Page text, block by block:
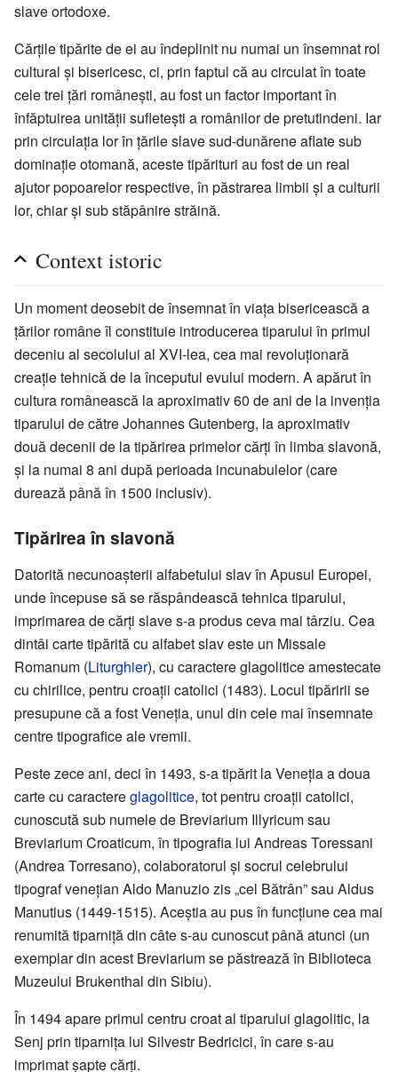
slave ortodoxe.
Cărțile tipărite de ei au îndeplinit nu numai un însemnat rol
cultural și bisericesc, ci, prin faptul că au circulat în toate
cele trei țări românești, au fost un factor important în
înfăptuirea unității sufletești a românilor de pretutindeni. Iar
prin circulația lor în țările slave sud-dunărene aflate sub
dominație otomană, aceste tipărituri au fost de un real
ajutor popoarelor respective, în păstrarea limbii și a culturii
lor, chiar și sub stăpânire străină.
Context istoric
Un moment deosebit de însemnat în viața bisericească a
țărilor române îl constituie introducerea tiparului în primul
deceniu al secolului al XVI-lea, cea mai revoluționară
creație tehnică de la începutul evului modern. A apărut în
cultura românească la aproximativ 60 de ani de la invenția
tiparului de către Johannes Gutenberg, la aproximativ
două decenii de la tipărirea primelor cărți în limba slavonă,
și la numai 8 ani după perioada incunabulelor (care
durează până în 1500 inclusiv).
Tipărirea în slavonă
Datorită necunoașterii alfabetului slav în Apusul Europei,
unde începuse să se răspândească tehnica tiparului,
imprimarea de cărți slave s-a produs ceva mai târziu. Cea
dintâi carte tipărită cu alfabet slav este un Missale
Romanum (Liturghier), cu caractere glagolitice amestecate
cu chirilice, pentru croații catolici (1483). Locul tipăririi se
presupune că a fost Veneția, unul din cele mai însemnate
centre tipografice ale vremii.
Peste zece ani, deci în 1493, s-a tipărit la Veneția a doua
carte cu caractereglagolitice, tot pentru croații catolici,
cunoscută sub numele de Breviarium Illyricum sau
Breviarium Croaticum, în tipografia lui Andreas Toressani
(Andrea Torresano), colaboratorul și socrul celebrului
tipograf venețian Aldo Manuzio zis „cel Bătrân” sau Aldus
Manutius (1449-1515). Aceștia au pus în funcțiune cea mai
renumită tiparniță din câte s-au cunoscut până atunci (un
exemplar din acest Breviarium se păstrează în Biblioteca
Muzeului Brukenthal din Sibiu).
În 1494 apare primul centru croat al tiparului glagolitic, la
Senj prin tiparnița lui Silvestr Bedricici, în care s-au
imprimat șapte cărți.